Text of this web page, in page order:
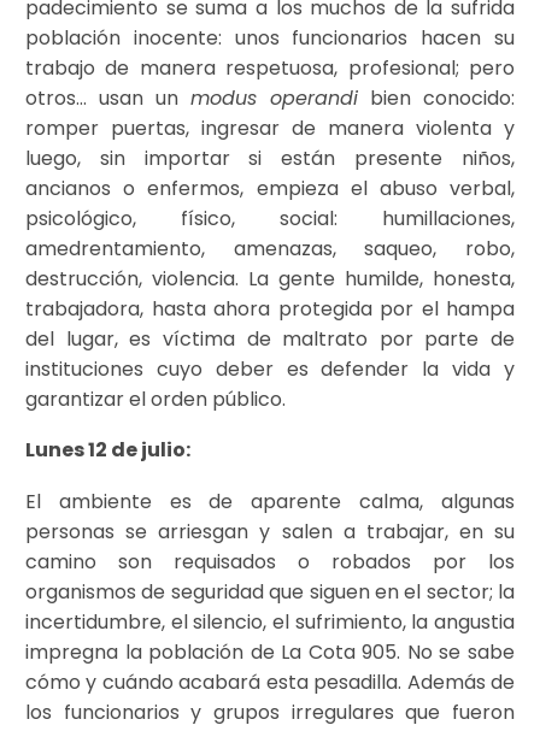
padecimiento se suma a los muchos de la sufrida
población inocente: unos funcionarios hacen su
trabajo de manera respetuosa, profesional; pero
otros… usan un modus operandi bien conocido:
romper puertas, ingresar de manera violenta y
luego, sin importar si están presente niños,
ancianos o enfermos, empieza el abuso verbal,
psicológico, físico, social: humillaciones,
amedrentamiento, amenazas, saqueo, robo,
destrucción, violencia. La gente humilde, honesta,
trabajadora, hasta ahora protegida por el hampa
del lugar, es víctima de maltrato por parte de
instituciones cuyo deber es defender la vida y
garantizar el orden público.
Lunes 12 de julio:
El ambiente es de aparente calma, algunas
personas se arriesgan y salen a trabajar, en su
camino son requisados o robados por los
organismos de seguridad que siguen en el sector; la
incertidumbre, el silencio, el sufrimiento, la angustia
impregna la población de La Cota 905. No se sabe
cómo y cuándo acabará esta pesadilla. Además de
los funcionarios y grupos irregulares que fueron